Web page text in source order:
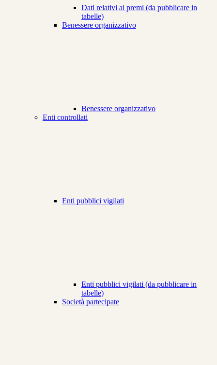
Dati relativi ai premi (da pubblicare in
tabelle)
Benessere organizzativo
Benessere organizzativo
Enti controllati
Enti pubblici vigilati
Enti pubblici vigilati (da pubblicare in
tabelle)
Società partecipate